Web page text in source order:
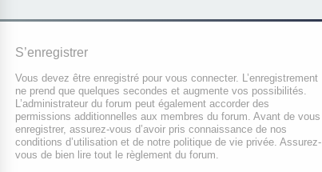
S’enregistrer
Vous devez être enregistré pour vous connecter. L’enregistrement
ne prend que quelques secondes et augmente vos possibilités.
L’administrateur du forum peut également accorder des
permissions additionnelles aux membres du forum. Avant de vous
enregistrer, assurez-vous d’avoir pris connaissance de nos
conditions d’utilisation et de notre politique de vie privée. Assurez-
vous de bien lire tout le règlement du forum.